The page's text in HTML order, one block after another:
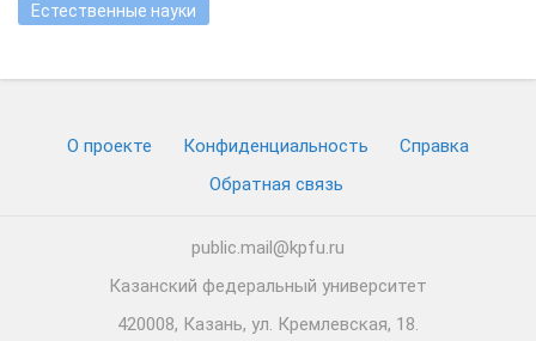
Естественные науки
О проекте Конфиденциальность
Cправка
Обратная связь
public.mail@kpfu.ru
Казанский федеральный университет
420008, Казань, ул. Кремлевская, 18.